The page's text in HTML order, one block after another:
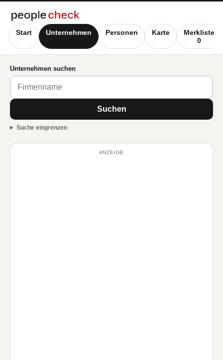
Start Unternehmen Personen Karte
Merkliste
0
Unternehmen suchen
Suchen
Suche eingrenzen
ANZEIGE